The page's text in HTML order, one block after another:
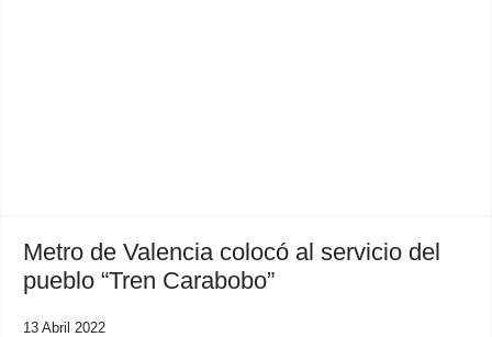
Metro de Valencia colocó al servicio del
pueblo “Tren Carabobo”
13 Abril 2022